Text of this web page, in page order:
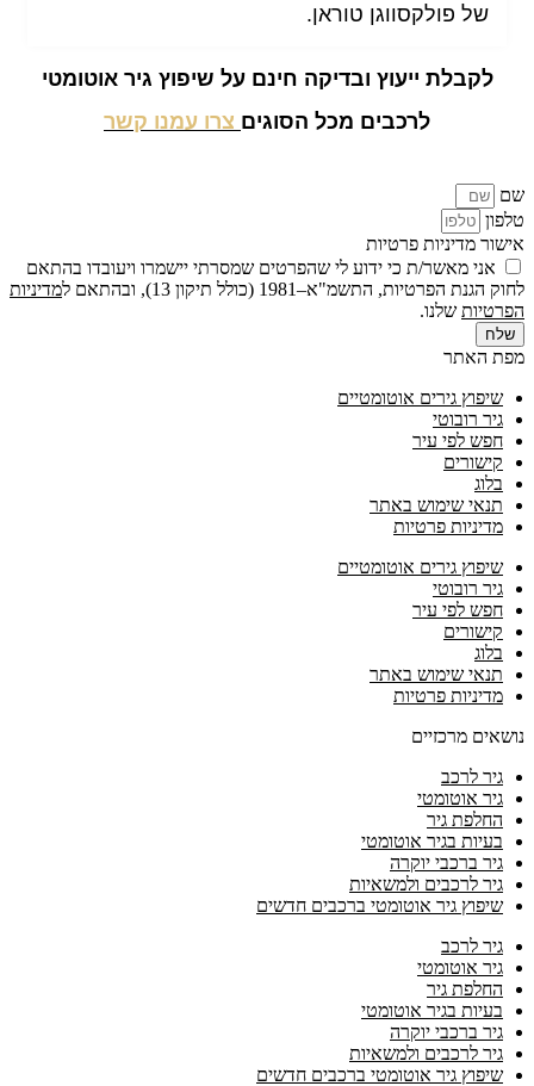
של פולקסווגן טוראן.
לקבלת ייעוץ ובדיקה חינם על שיפוץ גיר אוטומטי
לרכבים מכל הסוגים צרו עמנו קשר
שם
טלפון
אישור מדיניות פרטיות
אני מאשר/ת כי ידוע לי שהפרטים שמסרתי יישמרו ויעובדו בהתאם
לחוק הגנת הפרטיות, התשמ"א–1981 (כולל תיקון 13), ובהתאם ל
מדיניות
הפרטיות שלנו.
שלח
מפת האתר
שיפוץ גירים אוטומטיים
גיר רובוטי
חפש לפי עיר
קישורים
בלוג
תנאי שימוש באתר
מדיניות פרטיות
שיפוץ גירים אוטומטיים
גיר רובוטי
חפש לפי עיר
קישורים
בלוג
תנאי שימוש באתר
מדיניות פרטיות
נושאים מרכזיים
גיר לרכב
גיר אוטומטי
החלפת גיר
בעיות בגיר אוטומטי
גיר ברכבי יוקרה
גיר לרכבים ולמשאיות
שיפוץ גיר אוטומטי ברכבים חדשים
גיר לרכב
גיר אוטומטי
החלפת גיר
בעיות בגיר אוטומטי
גיר ברכבי יוקרה
גיר לרכבים ולמשאיות
שיפוץ גיר אוטומטי ברכבים חדשים